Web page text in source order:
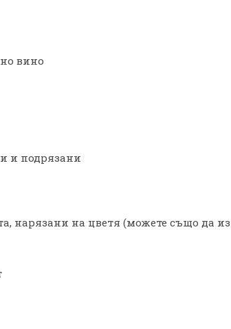
вино
и подрязани
нарязани на цветя (можете също да